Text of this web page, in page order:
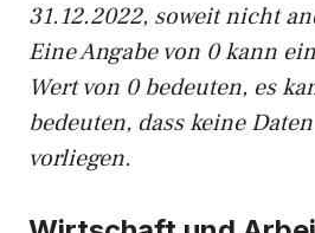
31.12.2022, soweit nicht
Eine Angabe von 0 kann
Wert von 0 bedeuten, es
bedeuten, dass keine
vorliegen.